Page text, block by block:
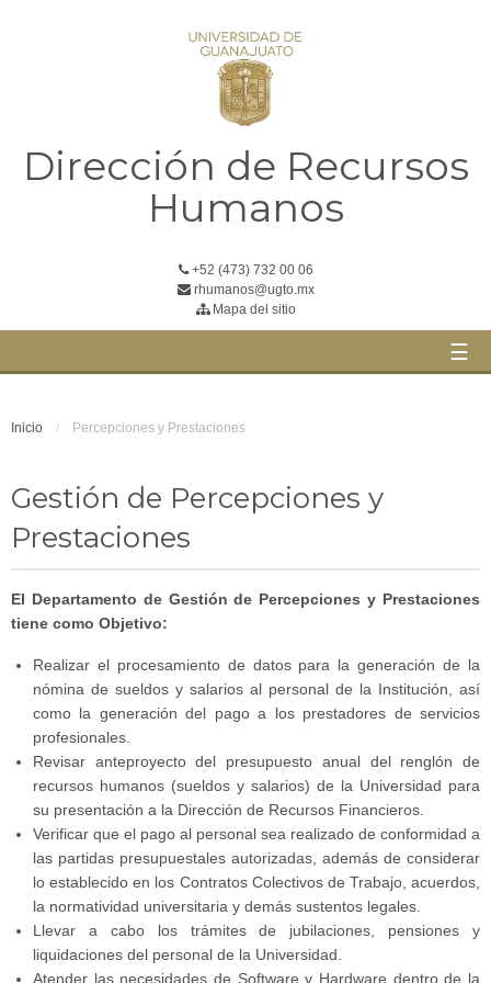
Dirección de Recursos
Humanos
+52 (473) 732 00 06
rhumanos@ugto.mx
Mapa del sitio
☰
Inicio Percepciones y Prestaciones
Gestión de Percepciones y
Prestaciones
El Departamento de Gestión de Percepciones y Prestaciones
tiene como Objetivo:
Realizar el procesamiento de datos para la generación de la
nómina de sueldos y salarios al personal de la Institución, así
como la generación del pago a los prestadores de servicios
profesionales.
Revisar anteproyecto del presupuesto anual del renglón de
recursos humanos (sueldos y salarios) de la Universidad para
su presentación a la Dirección de Recursos Financieros.
Verificar que el pago al personal sea realizado de conformidad a
las partidas presupuestales autorizadas, además de considerar
lo establecido en los Contratos Colectivos de Trabajo, acuerdos,
la normatividad universitaria y demás sustentos legales.
Llevar a cabo los trámites de jubilaciones, pensiones y
liquidaciones del personal de la Universidad.
Atender las necesidades de Software y Hardware dentro de la